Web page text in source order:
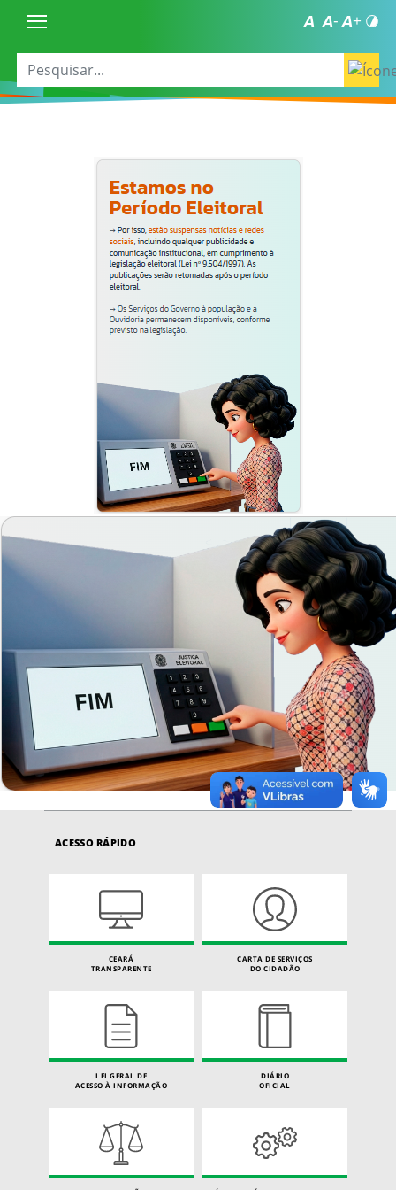
ACESSO RÁPIDO
CEARÁ
TRANSPARENTE
CARTA DE SERVIÇOS
DO CIDADÃO
LEI GERAL DE
ACESSO À INFORMAÇÃO
DIÁRIO
OFICIAL